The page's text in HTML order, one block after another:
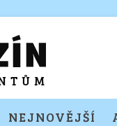
NEJNOVĚJŠÍ